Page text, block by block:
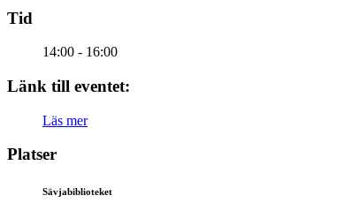
Tid
14:00 - 16:00
Länk till eventet:
Läs mer
Platser
Sävjabiblioteket